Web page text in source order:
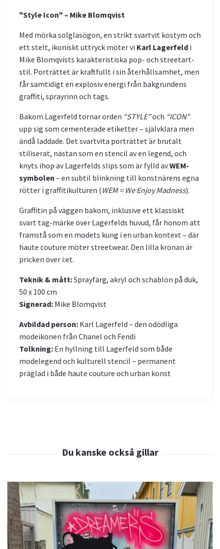
"Style Icon" – Mike Blomqvist
Med mörka solglasögon, en strikt svartvit kostym och
ett stelt, ikoniskt uttryck möter vi Karl Lagerfeld i
Mike Blomqvists karakteristiska pop- och streetart-
stil. Porträttet är kraftfullt i sin återhållsamhet, men
får samtidigt en explosiv energi från bakgrundens
graffiti, sprayrinn och tags.
Bakom Lagerfeld tornar orden “STYLE”och “ICON”
upp sig som cementerade etiketter – självklara men
ändå laddade. Det svartvita porträttet är brutalt
stiliserat, nästan som en stencil av en legend, och
knyts ihop av Lagerfelds slips som är fylld avWEM-
symbolen – en subtil blinkning till konstnärens egna
rötter i graffitikulturen (WEM = We Enjoy Madness).
Graffitin på väggen bakom, inklusive ett klassiskt
svart tag-märke över Lagerfelds huvud, får honom att
framstå som en modets kung i en urban kontext – där
haute couture möter streetwear. Den lilla kronan är
pricken över i:et.
Teknik & mått:Sprayfärg, akryl och schablon på duk,
50 x 100 cm
Signerad: Mike Blomqvist
Avbildad person: Karl Lagerfeld – den odödliga
modeikonen från Chanel och Fendi
Tolkning: En hyllning till Lagerfeld som både
modelegend och kulturell stencil – permanent
präglad i både haute couture och urban konst